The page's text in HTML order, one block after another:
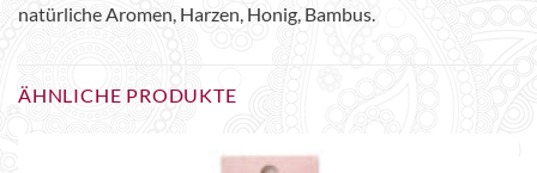
natürliche Aromen, Harzen, Honig, Bambus.
ÄHNLICHE PRODUKTE